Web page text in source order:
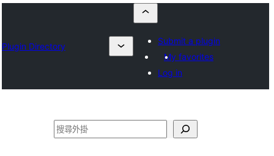
Plugin Directory
Submit a plugin
My favorites
Log in
搜